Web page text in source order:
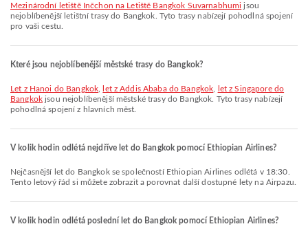
Mezinárodní letiště Inčchon na Letiště Bangkok Suvarnabhumi jsou
nejoblíbenější letištní trasy do Bangkok. Tyto trasy nabízejí pohodlná spojení
pro vaši cestu.
Které jsou nejoblíbenější městské trasy do Bangkok?
let z Hanoi do Bangkok let z Addis Ababa do Bangkok
let z Singapore do
Bangkokjsou nejoblíbenější městské trasy do Bangkok. Tyto trasy nabízejí
pohodlná spojení z hlavních měst.
V kolik hodin odlétá nejdříve let do Bangkok pomocí Ethiopian Airlines?
Nejčasnější let do Bangkok se společností Ethiopian Airlines odlétá v 18:30.
Tento letový řád si můžete zobrazit a porovnat další dostupné lety na Airpazu.
V kolik hodin odlétá poslední let do Bangkok pomocí Ethiopian Airlines?